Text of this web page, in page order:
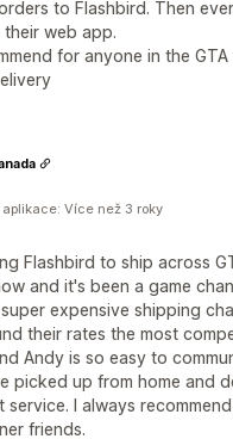
to Flashbird. Then
web app.
for anyone in the
Flashbird to ship across
and it's been a game
expensive shipping
their rates the most
Andy is so easy to
picked up from home and
service. I always recommend
friends.
aplikace: Více než 3 roky